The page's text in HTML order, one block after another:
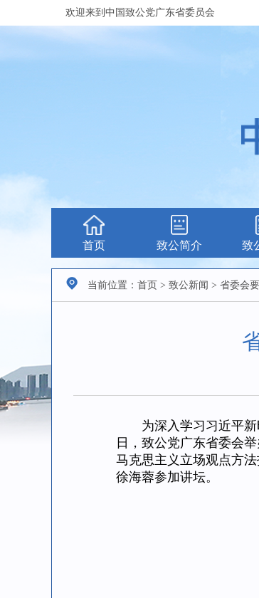
欢迎来到中国致公党广东省委员会
首页 致公简介 致
当前位置：首页 > 致公新闻 > 省委会
为深入学习习近平新时
日，致公党广东省委会
马克思主义立场观点方
徐海蓉参加讲坛。